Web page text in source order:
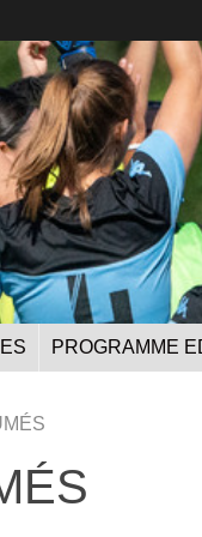
PROGRAMME